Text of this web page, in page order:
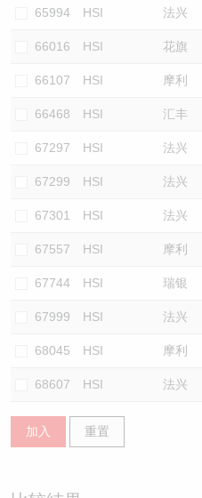
65994 HSI 法兴
66016 HSI 花旗
66107 HSI 摩利
66468 HSI 汇丰
67297 HSI 法兴
67299 HSI 法兴
67301 HSI 法兴
67557 HSI 摩利
67744 HSI 瑞银
67999 HSI 法兴
68045 HSI 摩利
68607 HSI 法兴
加入 重置